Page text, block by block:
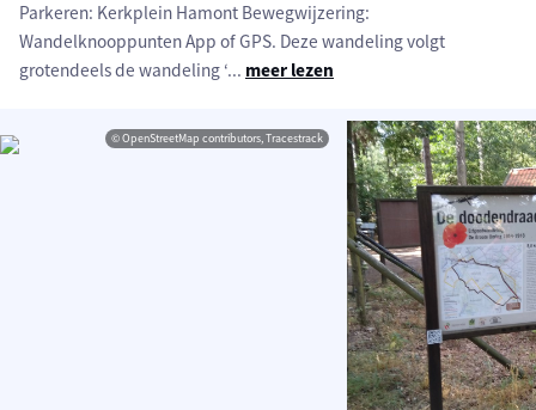
Parkeren: Kerkplein Hamont Bewegwijzering:
Wandelknooppunten App of GPS. Deze wandeling volgt
grotendeels de wandeling ‘... meer lezen
© OpenStreetMap contributors, Tracestrack